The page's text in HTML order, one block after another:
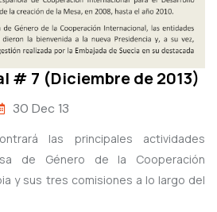
# 7 (Diciembre de 2013)
30 Dec 13
las principales actividades
de Género de la Cooperación
y sus tres comisiones a lo largo del